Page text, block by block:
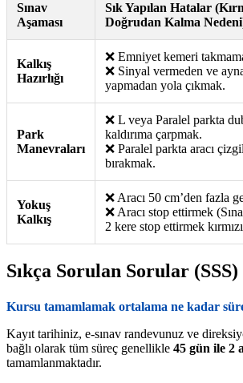
Sınav
Aşaması
Sık Yapılan Hatalar
Doğrudan Kalma
Kalkış
Hazırlığı
❌ Emniyet kemeri
❌ Sinyal vermeden ve
yapmadan yola çıkmak.
Park
Manevraları
❌ L veya Paralel parkta
kaldırıma çarpmak.
❌ Paralel parkta aracı
bırakmak.
Yokuş
Kalkış
❌ Aracı 50 cm’den fazla
❌ Aracı stop ettirmek
2 kere stop ettirmek
Sıkça Sorulan Sorular (SSS)
Kursu tamamlamak ortalama ne kadar
Kayıt tarihiniz, e-sınav randevunuz ve
bağlı olarak tüm süreç genellikle 45 gün ile 2
tamamlanmaktadır.